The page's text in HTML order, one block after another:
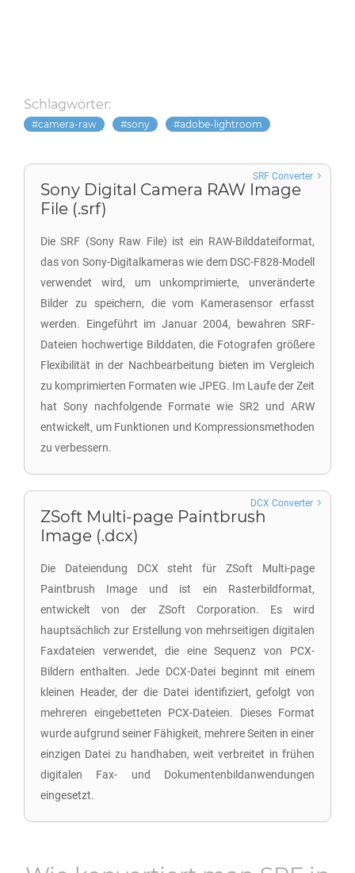
Schlagwörter:
camera-raw sony adobe-lightroom
Sony Digital Camera RAW Image
File (.srf)
Die SRF (Sony Raw File) ist ein RAW-Bilddateiformat,
das von Sony-Digitalkameras wie dem DSC-F828-Modell
verwendet wird, um unkomprimierte, unveränderte
Bilder zu speichern, die vom Kamerasensor erfasst
werden. Eingeführt im Januar 2004, bewahren SRF-
Dateien hochwertige Bilddaten, die Fotografen größere
Flexibilität in der Nachbearbeitung bieten im Vergleich
zu komprimierten Formaten wie JPEG. Im Laufe der Zeit
hat Sony nachfolgende Formate wie SR2 und ARW
entwickelt, um Funktionen und Kompressionsmethoden
zu verbessern.
SRF Converter
ZSoft Multi-page Paintbrush
Image (.dcx)
Die Dateiendung DCX steht für ZSoft Multi-page
Paintbrush Image und ist ein Rasterbildformat,
entwickelt von der ZSoft Corporation. Es wird
hauptsächlich zur Erstellung von mehrseitigen digitalen
Faxdateien verwendet, die eine Sequenz von PCX-
Bildern enthalten. Jede DCX-Datei beginnt mit einem
kleinen Header, der die Datei identifiziert, gefolgt von
mehreren eingebetteten PCX-Dateien. Dieses Format
wurde aufgrund seiner Fähigkeit, mehrere Seiten in einer
einzigen Datei zu handhaben, weit verbreitet in frühen
digitalen Fax- und Dokumentenbildanwendungen
eingesetzt.
DCX Converter